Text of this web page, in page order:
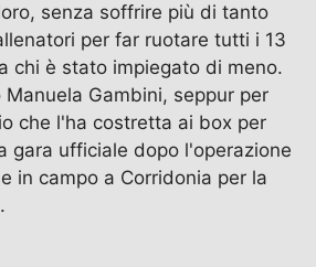
senza soffrire più di tanto
per far ruotare tutti i 13
chi è stato impiegato di meno.
Gambini, seppur per
che l'ha costretta ai box per
gara ufficiale dopo l'operazione
in campo a Corridonia per la